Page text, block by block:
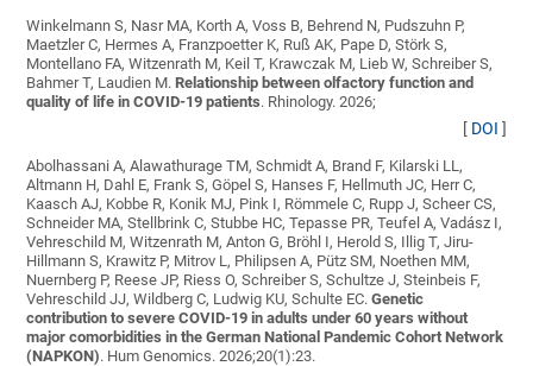
Winkelmann S, Nasr MA, Korth A, Voss B, Behrend N, Pudszuhn P,
Maetzler C, Hermes A, Franzpoetter K, Ruß AK, Pape D, Störk S,
Montellano FA, Witzenrath M, Keil T, Krawczak M, Lieb W, Schreiber S,
Bahmer T, Laudien M.Relationship between olfactory function and
quality of life in COVID-19 patients. Rhinology. 2026;
[ DOI ]
Abolhassani A, Alawathurage TM, Schmidt A, Brand F, Kilarski LL,
Altmann H, Dahl E, Frank S, Göpel S, Hanses F, Hellmuth JC, Herr C,
Kaasch AJ, Kobbe R, Konik MJ, Pink I, Römmele C, Rupp J, Scheer CS,
Schneider MA, Stellbrink C, Stubbe HC, Tepasse PR, Teufel A, Vadász I,
Vehreschild M, Witzenrath M, Anton G, Bröhl I, Herold S, Illig T, Jiru-
Hillmann S, Krawitz P, Mitrov L, Philipsen A, Pütz SM, Noethen MM,
Nuernberg P, Reese JP, Riess O, Schreiber S, Schultze J, Steinbeis F,
Vehreschild JJ, Wildberg C, Ludwig KU, Schulte EC.Genetic
contribution to severe COVID-19 in adults under 60 years without
major comorbidities in the German National Pandemic Cohort Network
(NAPKON). Hum Genomics. 2026;20(1):23.